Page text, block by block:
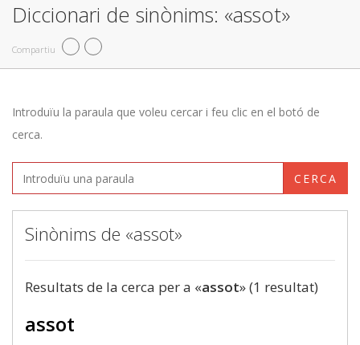
Diccionari de sinònims: «assot»
Compartiu
Introduïu la paraula que voleu cercar i feu clic en el botó de
cerca.
CERCA
Sinònims de «assot»
Resultats de la cerca per a «assot» (1 resultat)
assot